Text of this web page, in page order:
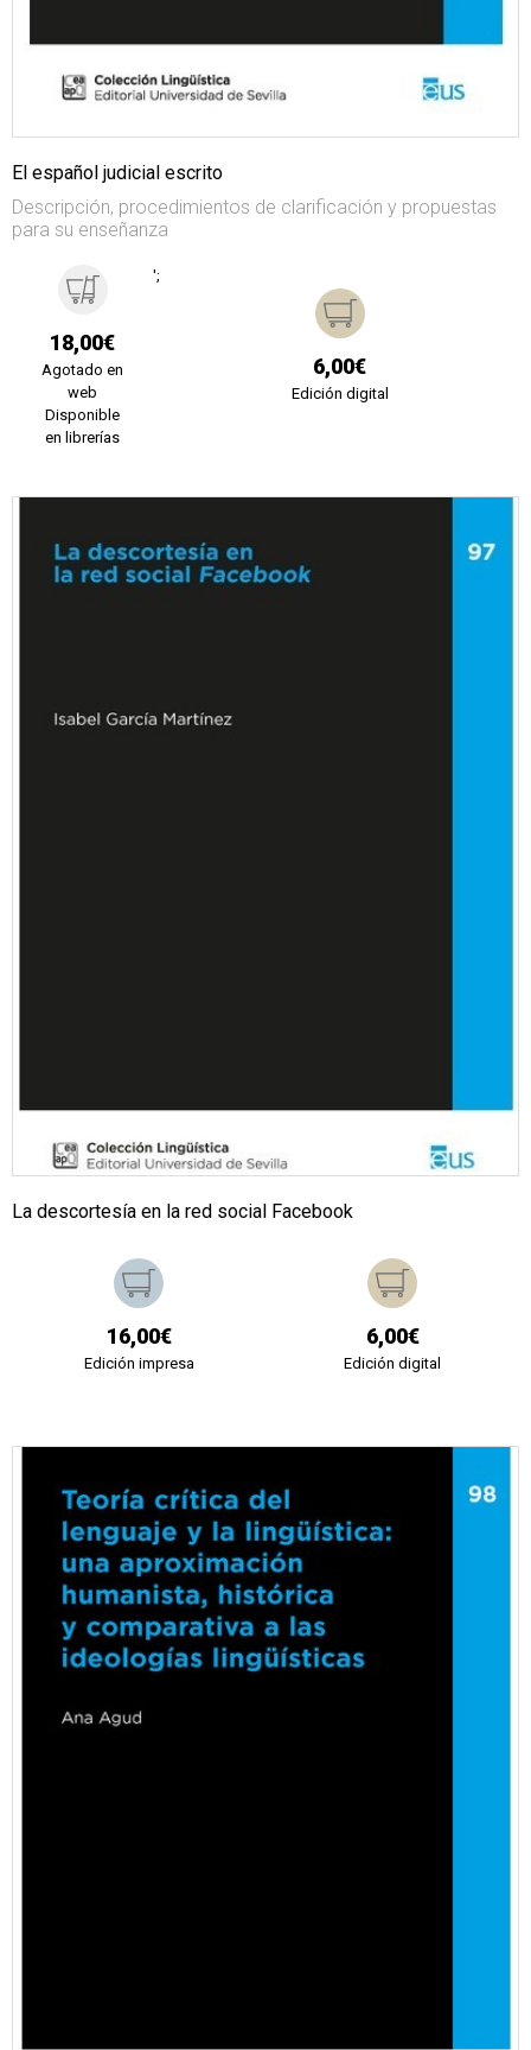
El español judicial escrito
Descripción, procedimientos de clarificación y propuestas
para su enseñanza
18,00€
Agotado en
web
Disponible
en librerías
';
6,00€
Edición digital
La descortesía en la red social Facebook
16,00€
Edición impresa
6,00€
Edición digital